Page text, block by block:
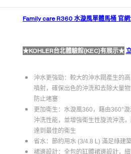
Family care R360 水漩風單體馬桶 官
★KOHLER台北體驗館(KEC)有展示★
沖水更強勁：較大的沖水閥產生的
噴射，確保出色的沖洗和去除大量
防止堵塞
更加衛生：水漩風360，藉由360°
沖洗性能，並增強衛生性旋流沖洗，
達到最佳的衛生
省水：節約用水 (3/4.8 L) 滿足綠建
裙邊設計：全包的缸體裙邊設計，